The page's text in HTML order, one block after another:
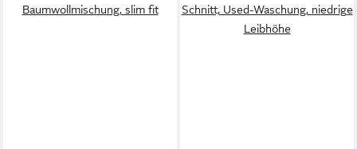
Baumwollmischung, slim fit
Schnitt, Used-Waschung, niedrige
Leibhöhe